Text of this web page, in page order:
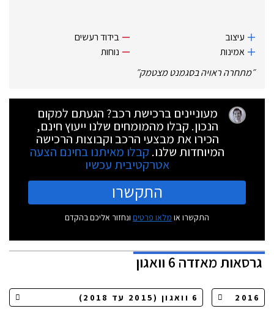
עיצוב
אמינות
בידוד רעשים
נוחות
״מתחרה ראויה בסגמנט מצטמק״
מעוניינים ברכישת רכב? הגעתם למקום
הנכון. קבלו מהמומחים שלנו ייעוץ חינם,
הכירו את מבצעי הרכב וקבוצות הרכישה
המיוחדות שלנו. קבלו מאיתנו בחינם הצעה
אטרקטיבית עכשיו
התקשרו
התקשרו או מלאו פרטים ונחזור אליכם בהקדם
גרסאותמאזדה 6 וואגון